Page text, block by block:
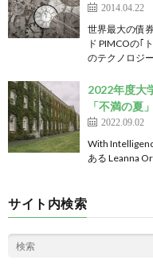
2014.04.22
世界最大の債
ド PIMCOの｢
のテクノロジ
2022年度大
「不満の夏」
2022.09.02
With
ある Leanna
サイト内検索